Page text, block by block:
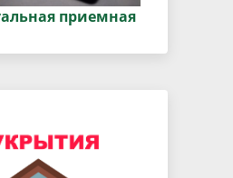
приемная